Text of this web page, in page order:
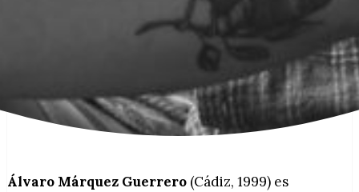
Álvaro Márquez Guerrero (Cádiz, 1999) es